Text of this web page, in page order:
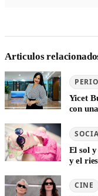
Articulos
Yicet
con
El sol
y el
CINE